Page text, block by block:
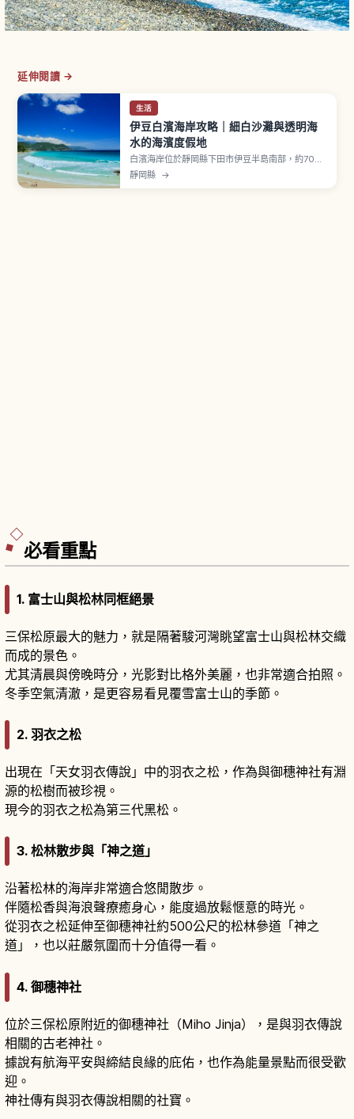
延伸閱讀 →
生活
伊豆白濱海岸攻略｜細白沙灘與透明海
水的海濱度假地
白濱海岸位於靜岡縣下田市伊豆半島南部，約700
公尺長的潔白細緻沙灘綿延展開、海水翡翠綠。白
靜岡縣 →
必看重點
1. 富士山與松林同框絕景
三保松原最大的魅力，就是隔著駿河灣眺望富士山與松林交織
而成的景色。
尤其清晨與傍晚時分，光影對比格外美麗，也非常適合拍照。
冬季空氣清澈，是更容易看見覆雪富士山的季節。
2. 羽衣之松
出現在「天女羽衣傳說」中的羽衣之松，作為與御穗神社有淵
源的松樹而被珍視。
現今的羽衣之松為第三代黑松。
3. 松林散步與「神之道」
沿著松林的海岸非常適合悠閒散步。
伴隨松香與海浪聲療癒身心，能度過放鬆愜意的時光。
從羽衣之松延伸至御穗神社約500公尺的松林參道「神之
道」，也以莊嚴氛圍而十分值得一看。
4. 御穗神社
位於三保松原附近的御穗神社（Miho Jinja），是與羽衣傳說
相關的古老神社。
據說有航海平安與締結良緣的庇佑，也作為能量景點而很受歡
迎。
神社傳有與羽衣傳說相關的社寶。